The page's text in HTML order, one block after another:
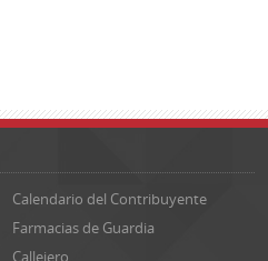
Calendario del Contribuyente
Farmacias de Guardia
Callejero